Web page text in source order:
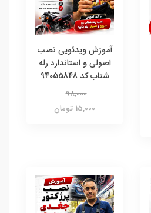
آموزش ویدئویی نصب
اصولی و استاندارد رله
شتاب کد 94055848
98,000
15,000 تومان